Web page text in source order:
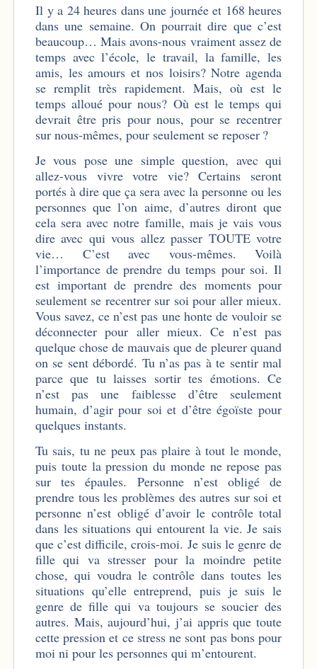
Il y a 24 heures dans une journée et 168 heures
dans une semaine. On pourrait dire que c’est
beaucoup… Mais avons-nous vraiment assez de
temps avec l’école, le travail, la famille, les
amis, les amours et nos loisirs? Notre agenda
se remplit très rapidement. Mais, où est le
temps alloué pour nous? Où est le temps qui
devrait être pris pour nous, pour se recentrer
sur nous-mêmes, pour seulement se reposer ?
Je vous pose une simple question, avec qui
allez-vous vivre votre vie? Certains seront
portés à dire que ça sera avec la personne ou les
personnes que l’on aime, d’autres diront que
cela sera avec notre famille, mais je vais vous
dire avec qui vous allez passer TOUTE votre
vie… C’est avec vous-mêmes. Voilà
l’importance de prendre du temps pour soi. Il
est important de prendre des moments pour
seulement se recentrer sur soi pour aller mieux.
Vous savez, ce n’est pas une honte de vouloir se
déconnecter pour aller mieux. Ce n’est pas
quelque chose de mauvais que de pleurer quand
on se sent débordé. Tu n’as pas à te sentir mal
parce que tu laisses sortir tes émotions. Ce
n’est pas une faiblesse d’être seulement
humain, d’agir pour soi et d’être égoïste pour
quelques instants.
Tu sais, tu ne peux pas plaire à tout le monde,
puis toute la pression du monde ne repose pas
sur tes épaules. Personne n’est obligé de
prendre tous les problèmes des autres sur soi et
personne n’est obligé d’avoir le contrôle total
dans les situations qui entourent la vie. Je sais
que c’est difficile, crois-moi. Je suis le genre de
fille qui va stresser pour la moindre petite
chose, qui voudra le contrôle dans toutes les
situations qu’elle entreprend, puis je suis le
genre de fille qui va toujours se soucier des
autres. Mais, aujourd’hui, j’ai appris que toute
cette pression et ce stress ne sont pas bons pour
moi ni pour les personnes qui m’entourent.